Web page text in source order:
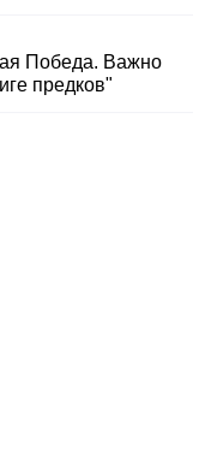
Победа. Важно
предков"